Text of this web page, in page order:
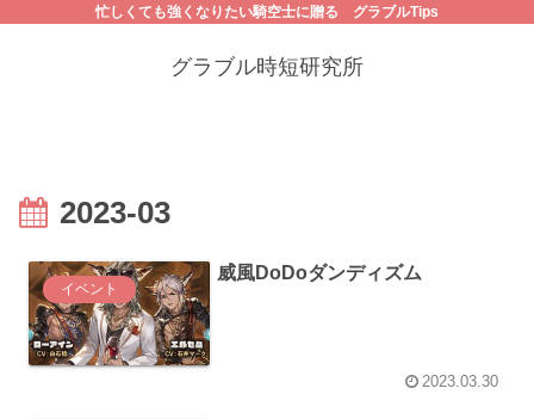
忙しくても強くなりたい騎空士に贈る グラブルTips
グラブル時短研究所
2023-03
イベント
威風DoDoダンディズム
2023.03.30